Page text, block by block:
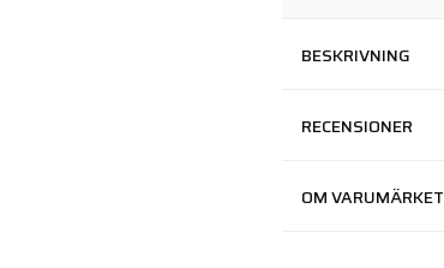
BESKRIVNING
RECENSIONER
OM VARUMÄRKET